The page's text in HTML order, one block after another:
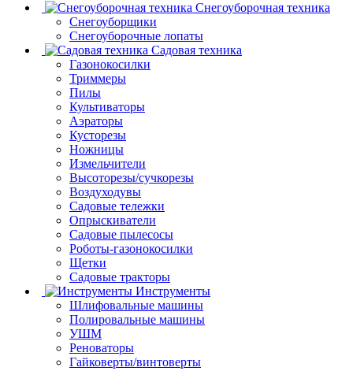
Снегоуборочная техника
Снегоуборщики
Снегоуборочные лопаты
Садовая техника
Газонокосилки
Триммеры
Пилы
Культиваторы
Аэраторы
Кусторезы
Ножницы
Измельчители
Высоторезы/сучкорезы
Воздуходувы
Садовые тележки
Опрыскиватели
Садовые пылесосы
Роботы-газонокосилки
Щетки
Садовые тракторы
Инструменты
Шлифовальные машины
Полировальные машины
УШМ
Реноваторы
Гайковерты/винтоверты